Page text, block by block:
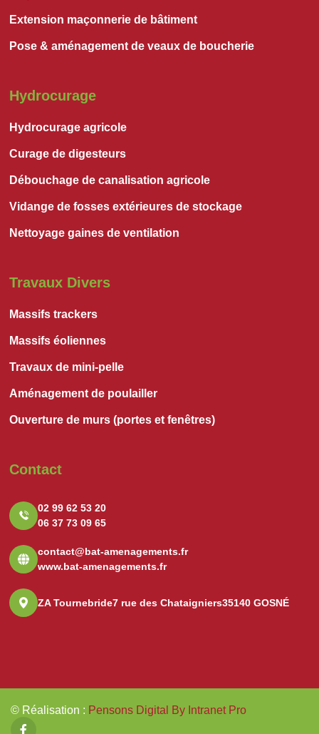
Extension maçonnerie de bâtiment
Pose & aménagement de veaux de boucherie
Hydrocurage
Hydrocurage agricole
Curage de digesteurs
Débouchage de canalisation agricole
Vidange de fosses extérieures de stockage
Nettoyage gaines de ventilation
Travaux Divers
Massifs trackers
Massifs éoliennes
Travaux de mini-pelle
Aménagement de poulailler
Ouverture de murs (portes et fenêtres)
Contact
02 99 62 53 20
06 37 73 09 65
contact@bat-amenagements.fr
www.bat-amenagements.fr
ZA Tournebride7 rue des Chataigniers35140 GOSNÉ
© Réalisation : Pensons Digital By Intranet Pro